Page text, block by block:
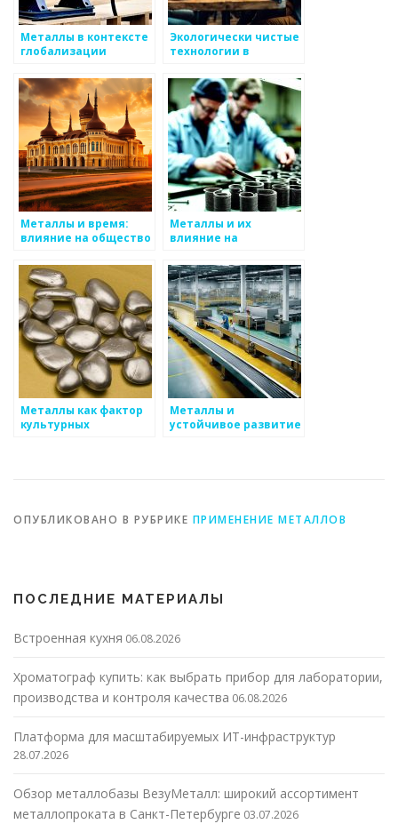
Металлы в контексте
глобализации
Экологически чистые
технологии в
Металлы и время:
влияние на общество
Металлы и их
влияние на
мнение
Металлы как фактор
культурных
Металлы и
устойчивое развитие
ОПУБЛИКОВАНО В РУБРИКЕ ПРИМЕНЕНИЕ МЕТАЛЛОВ
ПОСЛЕДНИЕ МАТЕРИАЛЫ
Встроенная кухня 06.08.2026
Хроматограф купить: как выбрать прибор для лаборатории,
производства и контроля качества 06.08.2026
Платформа для масштабируемых ИТ-инфраструктур
28.07.2026
Обзор металлобазы ВезуМеталл: широкий ассортимент
металлопроката в Санкт-Петербурге 03.07.2026